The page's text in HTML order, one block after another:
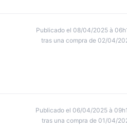
Publicado el 08/04/2025 à
tras una compra de 02/04/
Publicado el 06/04/2025 à
tras una compra de 01/04/